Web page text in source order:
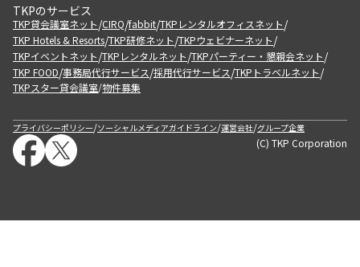
TKPのサービス
TKP貸会議室ネット/CIRQ/fabbit/TKPレンタルオフィスネット/
TKP Hotels & Resorts/TKP研修ネット/TKPウェビナーネット/
TKPイベントネット/TKPレンタルネット/TKPパーティー・懇親会ネット/
TKP FOOD/事務局代行サービス/採用代行サービス/TKPトラベルネット/
TKPスター貸会議室/物件募集
プライバシーポリシー/ソーシャルメディアガイドライン/運営会社/グループ企業
(C) TKP Corporation